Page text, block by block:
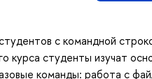
с командной
курса студенты изучат
команды: работа с